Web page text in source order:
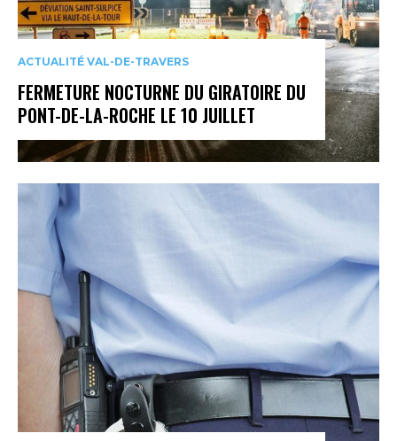
ACTUALITÉ VAL-DE-TRAVERS
FERMETURE NOCTURNE DU GIRATOIRE DU
PONT-DE-LA-ROCHE LE 10 JUILLET